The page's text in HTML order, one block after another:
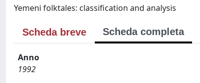
Yemeni folktales: classification and analysis
Scheda breve Scheda completa
Anno
1992